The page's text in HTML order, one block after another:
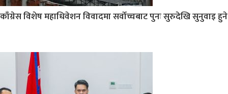
काँग्रेस विशेष महाधिवेशन विवादमा सर्वोच्चबाट पुनः सुरुदेखि सुनुवाइ हुने